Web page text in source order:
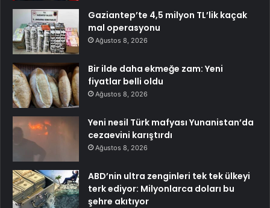
Gaziantep’te 4,5 milyon TL’lik kaçak
mal operasyonu
Ağustos 8, 2026
Bir ilde daha ekmeğe zam: Yeni
fiyatlar belli oldu
Ağustos 8, 2026
Yeni nesil Türk mafyası Yunanistan’da
cezaevini karıştırdı
Ağustos 8, 2026
ABD’nin ultra zenginleri tek tek ülkeyi
terk ediyor: Milyonlarca doları bu
şehre akıtıyor